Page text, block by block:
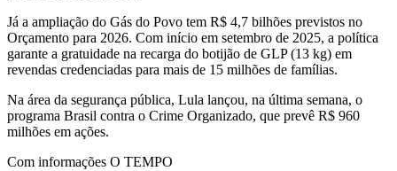
Já a ampliação do Gás do Povo tem R$ 4,7 bilhões previstos no
Orçamento para 2026. Com início em setembro de 2025, a política
garante a gratuidade na recarga do botijão de GLP (13 kg) em
revendas credenciadas para mais de 15 milhões de famílias.
Na área da segurança pública, Lula lançou, na última semana, o
programa Brasil contra o Crime Organizado, que prevê R$ 960
milhões em ações.
Com informações O TEMPO